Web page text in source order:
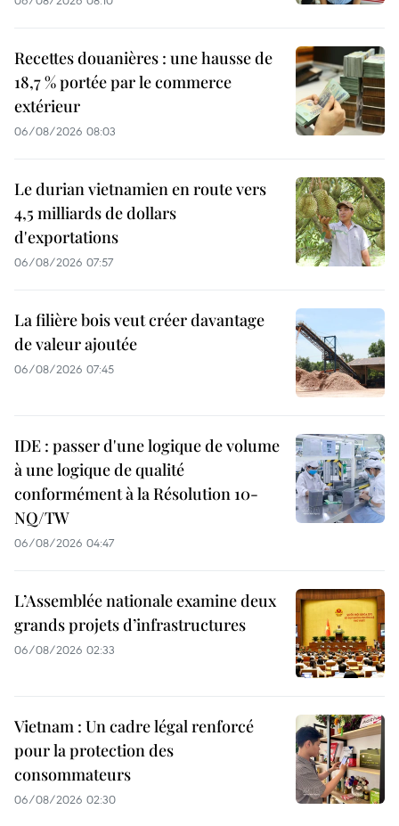
Recettes douanières : une hausse de
18,7 % portée par le commerce
extérieur
06/08/2026 08:03
Le durian vietnamien en route vers
4,5 milliards de dollars
d'exportations
06/08/2026 07:57
La filière bois veut créer davantage
de valeur ajoutée
06/08/2026 07:45
IDE : passer d'une logique de volume
à une logique de qualité
conformément à la Résolution 10-
NQ/TW
06/08/2026 04:47
L’Assemblée nationale examine deux
grands projets d’infrastructures
06/08/2026 02:33
Vietnam : Un cadre légal renforcé
pour la protection des
consommateurs
06/08/2026 02:30